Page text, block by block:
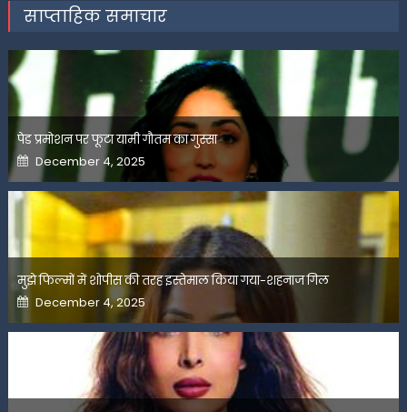
साप्ताहिक समाचार
पेड प्रमोशन पर फूटा यामी गौतम का गुस्सा
Posted
on
December 4, 2025
मुझे फिल्मों में शोपीस की तरह इस्तेमाल किया गया-शहनाज गिल
Posted
on
December 4, 2025